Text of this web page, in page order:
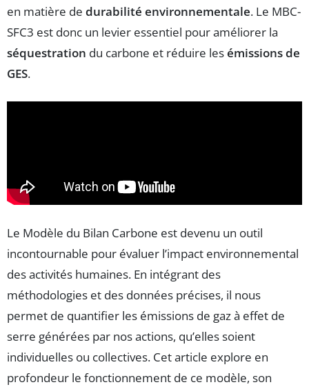
en matière de durabilité environnementale. Le MBC-
SFC3 est donc un levier essentiel pour améliorer la
séquestration du carbone et réduire lesémissions de
GES.
Le Modèle du Bilan Carbone est devenu un outil
incontournable pour évaluer l’impact environnemental
des activités humaines. En intégrant des
méthodologies et des données précises, il nous
permet de quantifier les émissions de gaz à effet de
serre générées par nos actions, qu’elles soient
individuelles ou collectives. Cet article explore en
profondeur le fonctionnement de ce modèle, son